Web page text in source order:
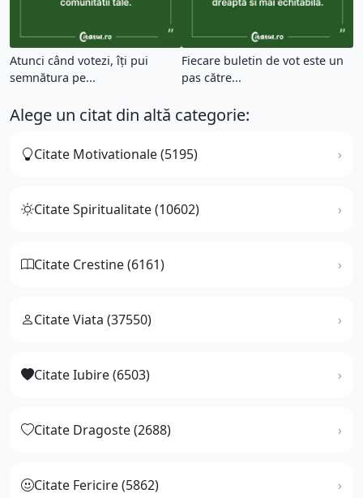
Atunci când votezi, îți pui
semnătura pe...
Fiecare buletin de vot este un
pas către...
Alege un citat din altă categorie:
Citate Motivationale (5195)
Citate Spiritualitate (10602)
Citate Crestine (6161)
Citate Viata (37550)
Citate Iubire (6503)
Citate Dragoste (2688)
Citate Fericire (5862)